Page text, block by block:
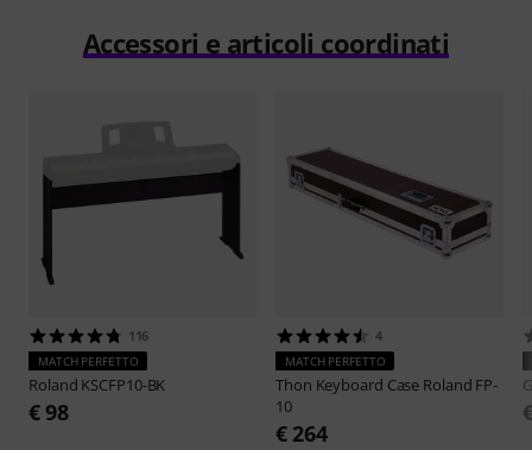
Accessori e articoli coordinati
116
MATCH PERFETTO
Roland KSCFP10-BK
€ 98
4
MATCH PERFETTO
Thon Keyboard Case Roland FP-
10
€ 264